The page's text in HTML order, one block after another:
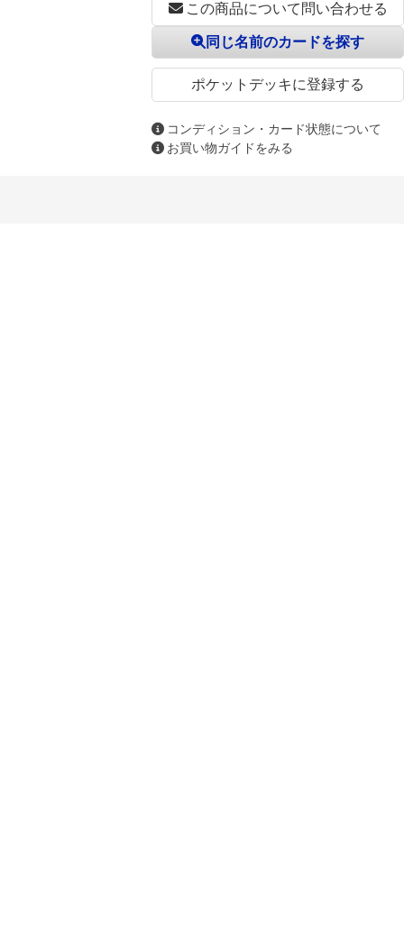
この商品について問い合わせる
ポケットデッキに登録する
同じ名前のカードを探す
コンディション・カード状態について
お買い物ガイドをみる